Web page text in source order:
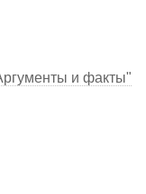
и факты"